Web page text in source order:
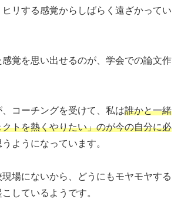
リする感覚からしばらく遠ざかってい
覚を思い出せるのが、学会での論文作
コーチングを受けて、私は誰かと一緒
トを熱くやりたい」のが今の自分に必
うようになっています。
場にないから、どうにもモヤモヤする
しているようです。